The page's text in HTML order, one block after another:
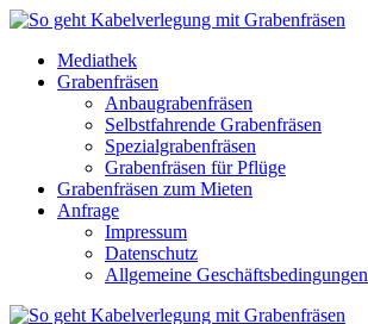
Mediathek
Grabenfräsen
Anbaugrabenfräsen
Selbstfahrende Grabenfräsen
Spezialgrabenfräsen
Grabenfräsen für Pflüge
Grabenfräsen zum Mieten
Anfrage
Impressum
Datenschutz
Allgemeine Geschäftsbedingungen